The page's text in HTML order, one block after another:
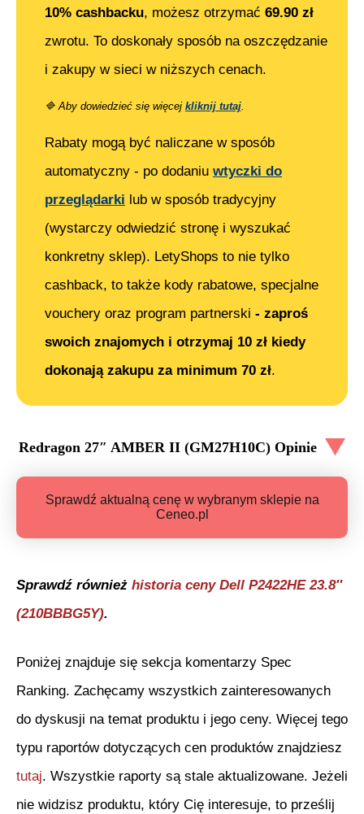
10% cashbacku, możesz otrzymać 69.90 zł
zwrotu. To doskonały sposób na oszczędzanie
i zakupy w sieci w niższych cenach.
🔷 Aby dowiedzieć się więcej kliknij tutaj.
Rabaty mogą być naliczane w sposób
automatyczny - po dodaniu wtyczki do
przeglądarki lub w sposób tradycyjny
(wystarczy odwiedzić stronę i wyszukać
konkretny sklep). LetyShops to nie tylko
cashback, to także kody rabatowe, specjalne
vouchery oraz program partnerski - zaproś
swoich znajomych i otrzymaj 10 zł kiedy
dokonają zakupu za minimum 70 zł.
Redragon 27″ AMBER II (GM27H10C) Opinie
Sprawdź aktualną cenę w wybranym sklepie na
Ceneo.pl
Sprawdź również historia ceny Dell P2422HE 23.8″
(210BBBG5Y).
Poniżej znajduje się sekcja komentarzy Spec
Ranking. Zachęcamy wszystkich zainteresowanych
do dyskusji na temat produktu i jego ceny. Więcej tego
typu raportów dotyczących cen produktów znajdziesz
tutaj. Wszystkie raporty są stale aktualizowane. Jeżeli
nie widzisz produktu, który Cię interesuje, to prześlij